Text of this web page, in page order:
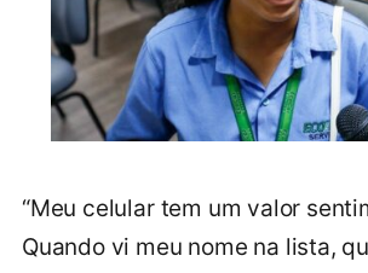
“Meu celular tem um valor
Quando vi meu nome na lista,